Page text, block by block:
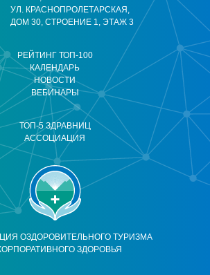
ОЗДОРОВИТЕЛЬНОГО ТУРИЗМА
ЗДОРОВЬЯ
РЕЙТИНГ ТОП-100
КАЛЕНДАРЬ
НОВОСТИ
ВЕБИНАРЫ
ТОП-5 ЗДРАВНИЦ
АССОЦИАЦИЯ
УЛ. КРАСНОПРОЛЕТАРСКАЯ,
ДОМ 30, СТРОЕНИЕ 1, ЭТАЖ 3